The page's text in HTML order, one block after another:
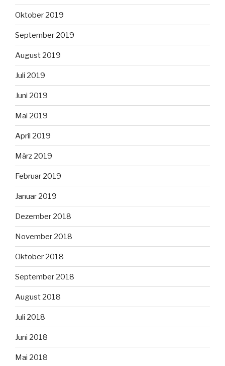
Oktober 2019
September 2019
August 2019
Juli 2019
Juni 2019
Mai 2019
April 2019
März 2019
Februar 2019
Januar 2019
Dezember 2018
November 2018
Oktober 2018
September 2018
August 2018
Juli 2018
Juni 2018
Mai 2018